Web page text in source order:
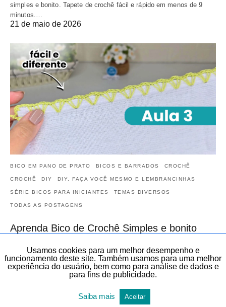
simples e bonito. Tapete de crochê fácil e rápido em menos de 9
minutos.…
21 de maio de 2026
BICO EM PANO DE PRATO BICOS E BARRADOS CROCHÊ
CROCHÊ DIY DIY, FAÇA VOCÊ MESMO E LEMBRANCINHAS
SÉRIE BICOS PARA INICIANTES TEMAS DIVERSOS
TODAS AS POSTAGENS
Aprenda Bico de Crochê Simples e bonito
para Iniciantes do Zero
Veja neste artigo, de forma gratuita, este Bico de Crochê Simples
para Pano de Prato | AULA 3 | Bico de crochê para Iniciantes do…
Usamos cookies para um melhor desempenho e
funcionamento deste site. Também usamos para uma melhor
experiência do usuário, bem como para análise de dados e
para fins de publicidade.
Saiba mais Aceitar